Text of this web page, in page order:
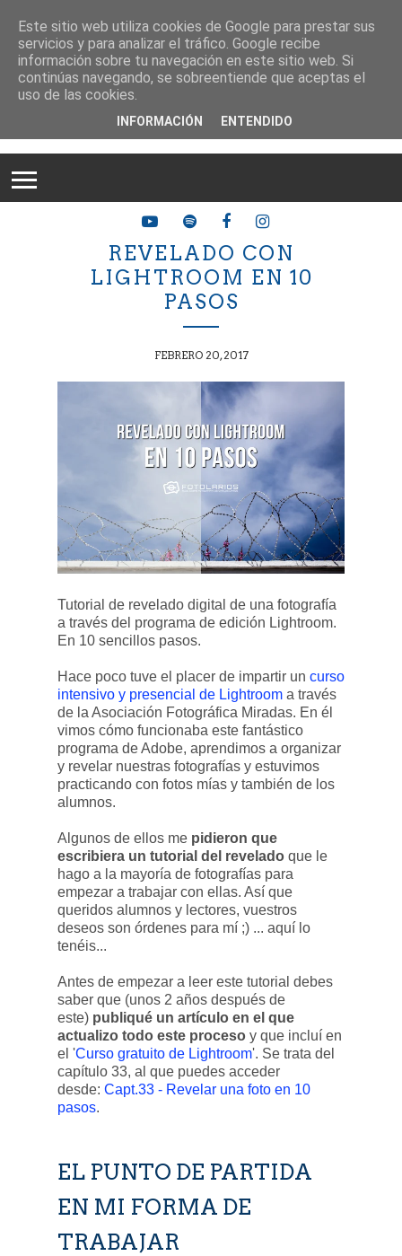
REVELADO CON
LIGHTROOM EN 10
PASOS
FEBRERO 20, 2017
Tutorial de revelado digital de una fotografía
a través del programa de edición Lightroom.
En 10 sencillos pasos.
Hace poco tuve el placer de impartir un curso
intensivo y presencial de Lightroom a través
de la Asociación Fotográfica Miradas. En él
vimos cómo funcionaba este fantástico
programa de Adobe, aprendimos a organizar
y revelar nuestras fotografías y estuvimos
practicando con fotos mías y también de los
alumnos.
Algunos de ellos me pidieron que
escribiera un tutorial del revelado que le
hago a la mayoría de fotografías para
empezar a trabajar con ellas. Así que
queridos alumnos y lectores, vuestros
deseos son órdenes para mí ;) ... aquí lo
tenéis...
Antes de empezar a leer este tutorial debes
saber que (unos 2 años después de
este) publiqué un artículo en el que
actualizo todo este proceso y que incluí en
el 'Curso gratuito de Lightroom'. Se trata del
capítulo 33, al que puedes acceder
desde: Capt.33 - Revelar una foto en 10
pasos.
EL PUNTO DE PARTIDA
EN MI FORMA DE
TRABAJAR
Este sitio web utiliza cookies de Google para prestar sus
servicios y para analizar el tráfico. Google recibe
información sobre tu navegación en este sitio web. Si
continúas navegando, se sobreentiende que aceptas el
uso de las cookies.
INFORMACIÓN ENTENDIDO